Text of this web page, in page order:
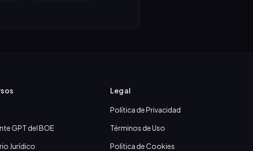
GPT del BOE
Jurídico
Legal
Política de Privacidad
Términos de Uso
Política de Cookies